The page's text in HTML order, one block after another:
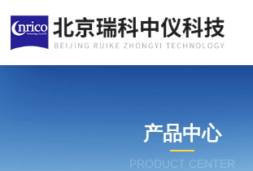
产品中心
PRODUCT CENTER